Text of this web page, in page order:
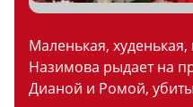
Маленькая,
Назимова рыдает на
Дианой и Ромой,